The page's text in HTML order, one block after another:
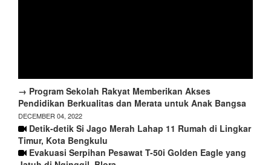
→ Program Sekolah Rakyat Memberikan Akses
Pendidikan Berkualitas dan Merata untuk Anak Bangsa
DECEMBER 04, 2022
Detik-detik Si Jago Merah Lahap 11 Rumah di Lingkar
Timur, Kota Bengkulu
Evakuasi Serpihan Pesawat T-50i Golden Eagle yang